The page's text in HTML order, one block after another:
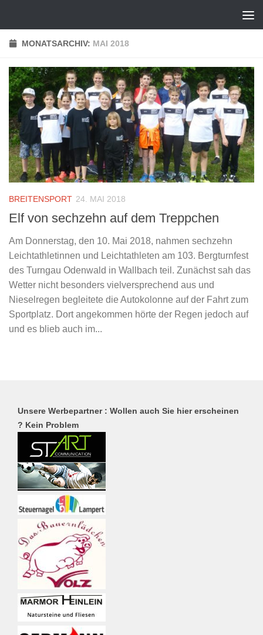
MONATSARCHIV: MAI 2018
BREITENSPORT 24. MAI 2018
Elf von sechzehn auf dem Treppchen
Am Donnerstag, den 10. Mai 2018, nahmen sechzehn
Leichtathletinnen und Leichtathleten am 103. Bergturnfest
des Turngau Odenwald in Wallbach teil. Zunächst sah das
Wetter nicht besonders vielversprechend aus und
Nieselregen begleitete die Autokolonne auf der Fahrt zum
Sportplatz. Dort angekommen hörte der Regen jedoch auf
und es blieb auch im...
Unsere Werbepartner : Wollen auch Sie hier erscheinen
? Kein Problem